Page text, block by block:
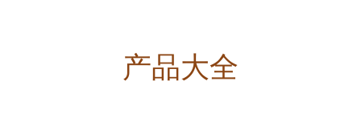
产品大全